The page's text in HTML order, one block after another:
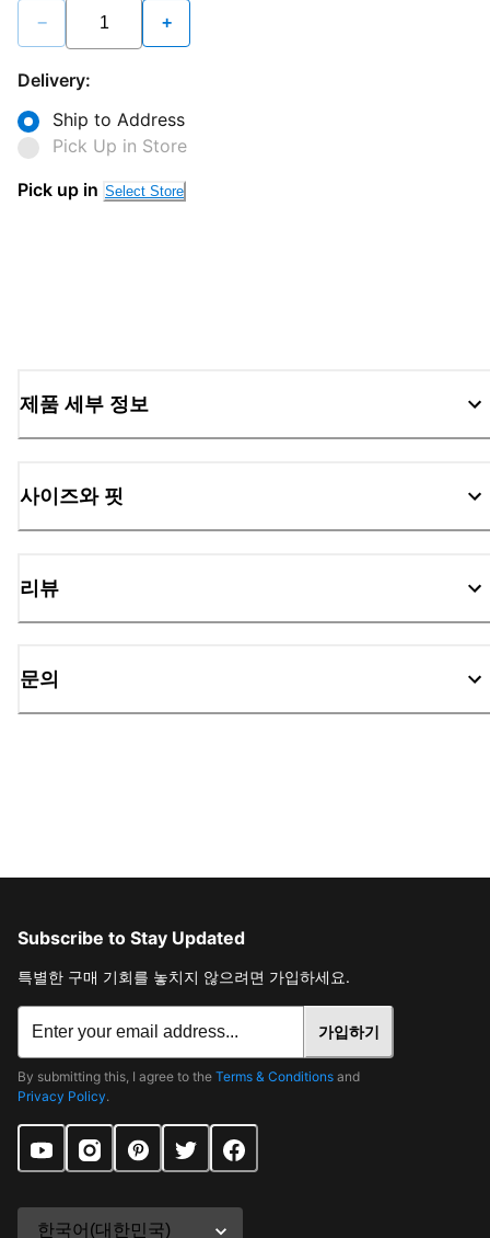
− +
Delivery:
Ship to Address
Pick Up in Store
Pick up in Select Store
제품 세부 정보
사이즈와 핏
리뷰
문의
Subscribe to Stay Updated
특별한 구매 기회를 놓치지 않으려면 가입하세요.
가입하기
By submitting this, I agree to the Terms & Conditions and
Privacy Policy.